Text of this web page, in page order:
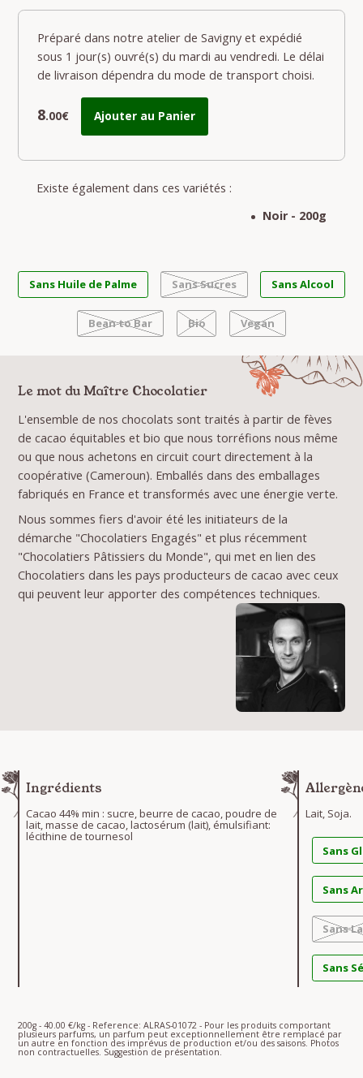
Préparé dans notre atelier de Savigny et expédié
sous 1 jour(s) ouvré(s) du mardi au vendredi. Le délai
de livraison dépendra du mode de transport choisi.
8.00€ Ajouter au Panier
Existe également dans ces variétés :
Noir - 200g
Sans Huile de Palme Sans Sucres Sans Alcool
Bean to Bar Bio Vegan
Le mot du Maître Chocolatier
L'ensemble de nos chocolats sont traités à partir de fèves
de cacao équitables et bio que nous torréfions nous même
ou que nous achetons en circuit court directement à la
coopérative (Cameroun). Emballés dans des emballages
fabriqués en France et transformés avec une énergie verte.
Nous sommes fiers d'avoir été les initiateurs de la
démarche "Chocolatiers Engagés" et plus récemment
"Chocolatiers Pâtissiers du Monde", qui met en lien des
Chocolatiers dans les pays producteurs de cacao avec ceux
qui peuvent leur apporter des compétences techniques.
Ingrédients
Cacao 44% min : sucre, beurre de cacao, poudre de
lait, masse de cacao, lactosérum (lait), émulsifiant:
lécithine de tournesol
Lait, Soja.
Sans
Sans
Sans
Sans
200g - 40.00 €/kg - Reference: ALRAS-01072 - Pour les produits comportant
plusieurs parfums, un parfum peut exceptionnellement être remplacé par
un autre en fonction des imprévus de production et/ou des saisons. Photos
non contractuelles. Suggestion de présentation.